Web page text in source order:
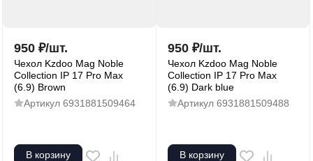
950 ₽/шт.
Чехол Kzdoo Mag Noble
Collection IP 17 Pro Max
(6.9) Brown
Артикул 6931881509464
В корзину
950 ₽/шт.
Чехол Kzdoo Mag Noble
Collection IP 17 Pro Max
(6.9) Dark blue
Артикул 6931881509488
В корзину